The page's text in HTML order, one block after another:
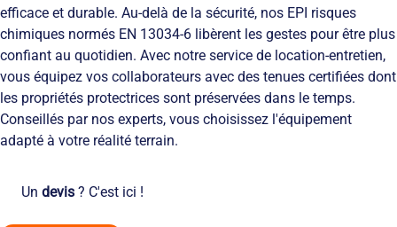
domicile
des
tenues
travail
L’engagement
de
service
Les
Netexial
en
quelques
Nous
rejoindre
Nos
agences
font
locales
Métiers du
service
Hôtellerie
de
stockage
Tapis
Hygiène
Fontaines
à
eau
Propres
efficace et durable. Au-delà de la sécurité, nos EPI risques
chimiques normés EN 13034-6 libèrent les gestes pour être plus
confiant au quotidien. Avec notre service de location-entretien,
vous équipez vos collaborateurs avec des tenues certifiées dont
les propriétés protectrices sont préservées dans le temps.
Conseillés par nos experts, vous choisissez l'équipement
adapté à votre réalité terrain.
Un devis ? C'est ici !